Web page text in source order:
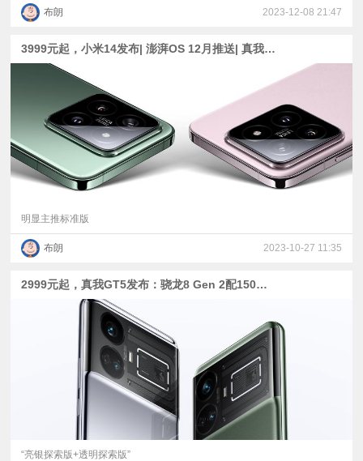
布朗 2023-12-08 21:47
3999元起，小米14发布| 澎湃OS 12月推送| 真我GT5 Pro、荣耀Magic6真机曝光| 大波arm笔记本明年见
明显主推标准版
布朗 2023-10-27 11:35
​2999元起，真我GT5发布：骁龙8 Gen 2配150W/240W快充
“亮银探索版+透明探索版”